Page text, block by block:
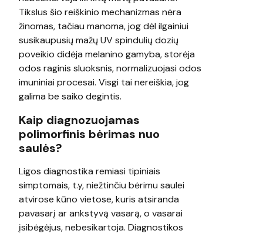
Tikslus šio reiškinio mechanizmas nėra
žinomas, tačiau manoma, jog dėl ilgainiui
susikaupusių mažų UV spindulių dozių
poveikio didėja melanino gamyba, storėja
odos raginis sluoksnis, normalizuojasi odos
imuniniai procesai. Visgi tai nereiškia, jog
galima be saiko degintis.
Kaip diagnozuojamas
polimorfinis bėrimas nuo
saulės?
Ligos diagnostika remiasi tipiniais
simptomais, t.y, niežtinčiu bėrimu saulei
atvirose kūno vietose, kuris atsiranda
pavasarį ar ankstyvą vasarą, o vasarai
įsibėgėjus, nebesikartoja. Diagnostikos